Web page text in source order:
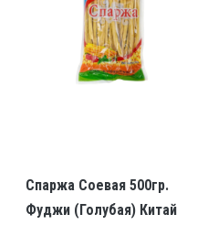
Спаржа Соевая 500гр.
Фуджи (голубая) Китай